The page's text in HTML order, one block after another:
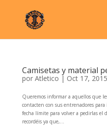
Camisetas y material
por Atletico | Oct 17, 2015
Queremos informar a aquellos que
contacten con sus entrenadores
fecha límite para volver a pedirlas el
recordéis ya que,...